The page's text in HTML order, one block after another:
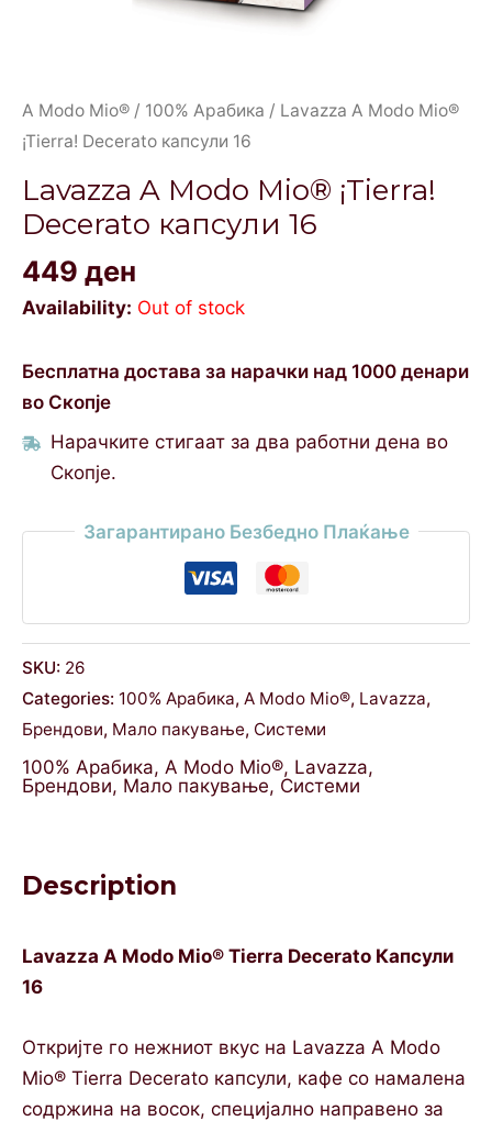
A Modo Mio® / 100% Арабика / Lavazza A Modo Mio®
¡Tierra! Decerato капсули 16
Lavazza A Modo Mio® ¡Tierra!
Decerato капсули 16
449 ден
Availability: Out of stock
Бесплатна достава за нарачки над 1000 денари
во Скопје
Нарачките стигаат за два работни дена во
Скопје.
Загарантирано Безбедно Плаќање
SKU: 26
Categories: 100% Арабика, A Modo Mio®, Lavazza,
Брендови, Мало пакување, Системи
100% Арабика, A Modo Mio®, Lavazza,
Брендови, Мало пакување, Системи
Description
Lavazza A Modo Mio® Tierra Decerato Капсули
16
Откријте го нежниот вкус на Lavazza A Modo
Mio® Tierra Decerato капсули, кафе со намалена
содржина на восок, специјално направено за